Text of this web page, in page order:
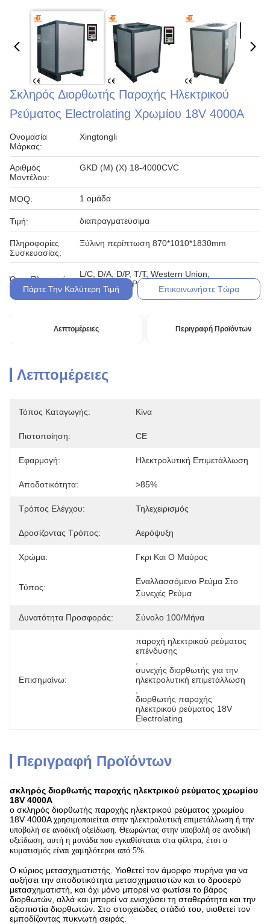
Σκληρός Διορθωτής Παροχής Ηλεκτρικού
Ρεύματος Electrolating Χρωμίου 18V 4000A
Ονομασία
Μάρκας:
Xingtongli
Αριθμός
Μοντέλου:
GKD (Μ) (Χ) 18-4000CVC
MOQ: 1 ομάδα
Τιμή: διαπραγματεύσιμα
Πληροφορίες
Συσκευασίας:
Ξύλινη περίπτωση 870*1010*1830mm
Όροι Πληρωμής:
L/C, D/A, D/P, T/T, Western Union,
MoneyGram, Paypal
Πάρτε Την Καλύτερη Τιμή Επικοινωνήστε Τώρα
Λεπτομέρειες Περιγραφή Προϊόντων
Λεπτομέρειες
Τόπος Καταγωγής: Κίνα
Πιστοποίηση: CE
Εφαρμογή: Ηλεκτρολυτική Επιμετάλλωση
Αποδοτικότητα: >85%
Τρόπος Ελέγχου: Τηλεχειρισμός
Δροσίζοντας Τρόπος: Αερόψυξη
Χρώμα: Γκρι Και Ο Μαύρος
Τύπος:
Εναλλασσόμενο Ρεύμα Στο
Συνεχές Ρεύμα
Δυνατότητα Προσφοράς: Σύνολο 100/μήνα
Επισημαίνω:
παροχή ηλεκτρικού ρεύματος
επένδυσης
συνεχής διορθωτής για την
ηλεκτρολυτική επιμετάλλωση
διορθωτής παροχής
ηλεκτρικού ρεύματος 18V
Electrolating
Περιγραφή Προϊόντων
σκληρός διορθωτής παροχής ηλεκτρικού ρεύματος χρωμίου
18V 4000A
ο σκληρός διορθωτής παροχής ηλεκτρικού ρεύματος χρωμίου
18V 4000A χρησιμοποιείται στην ηλεκτρολυτική επιμετάλλωση ή την
υποβολή σε ανοδική οξείδωση. Θεωρώντας στην υποβολή σε ανοδική
οξείδωση, αυτή η μονάδα που εγκαθίσταται στα φίλτρα, έτσι ο
κυματισμός είναι χαμηλότεροι από 5%.
Ο κύριος μετασχηματιστής. Υιοθετεί τον άμορφο πυρήνα για να
αυξήσει την αποδοτικότητα μετασχηματιστών και το δροσερό
μετασχηματιστή, και όχι μόνο μπορεί να φωτίσει το βάρος
διορθωτών, αλλά και μπορεί να ενισχύσει τη σταθερότητα και την
αξιοπιστία διορθωτών. Στο στοιχειώδες στάδιό του, υιοθετεί τον
εμποδίζοντας πυκνωτή σειράς.